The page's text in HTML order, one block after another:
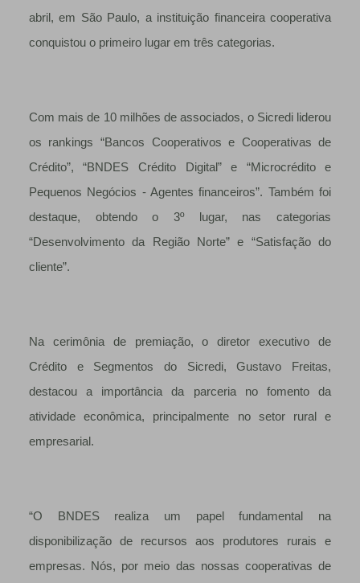
abril, em São Paulo, a instituição financeira cooperativa
conquistou o primeiro lugar em três categorias.
Com mais de 10 milhões de associados, o Sicredi liderou
os rankings “Bancos Cooperativos e Cooperativas de
Crédito”, “BNDES Crédito Digital” e “Microcrédito e
Pequenos Negócios - Agentes financeiros”. Também foi
destaque, obtendo o 3º lugar, nas categorias
“Desenvolvimento da Região Norte” e “Satisfação do
cliente”.
Na cerimônia de premiação, o diretor executivo de
Crédito e Segmentos do Sicredi, Gustavo Freitas,
destacou a importância da parceria no fomento da
atividade econômica, principalmente no setor rural e
empresarial.
“O BNDES realiza um papel fundamental na
disponibilização de recursos aos produtores rurais e
empresas. Nós, por meio das nossas cooperativas de